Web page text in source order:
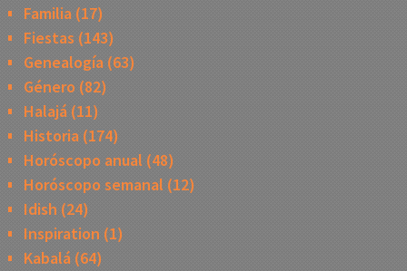
Familia(17)
Fiestas (143)
Genealogía(63)
Género (82)
Halajá(11)
Historia(174)
Horóscopo anual (48)
Horóscopo semanal (12)
Idish (24)
Inspiration (1)
Kabalá(64)